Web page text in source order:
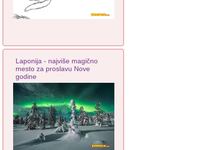
Laponija - najviše magično
mesto za proslavu Nove
godine